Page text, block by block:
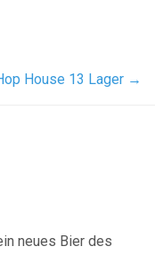
House 13 Lager →
neues Bier des